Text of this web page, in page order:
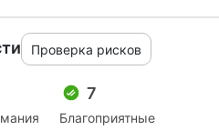
Проверка рисков
7
Благоприятные